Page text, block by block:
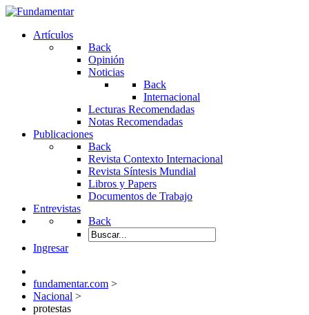
Artículos
Back
Opinión
Noticias
Back
Internacional
Lecturas Recomendadas
Notas Recomendadas
Publicaciones
Back
Revista Contexto Internacional
Revista Síntesis Mundial
Libros y Papers
Documentos de Trabajo
Entrevistas
Back
Ingresar
fundamentar.com >
Nacional >
protestas